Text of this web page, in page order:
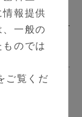
報提供
一般の
のでは
ご覧くだ